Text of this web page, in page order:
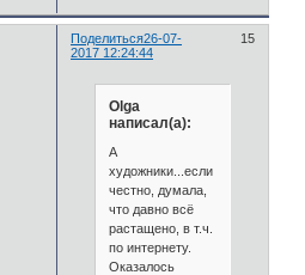
Поделиться 15
26-07-
2017 12:24:44
Olga
написал(а):
А
художники...если
честно, думала,
что давно всё
растащено, в т.ч.
по интернету.
Оказалось